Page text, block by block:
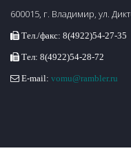
600015, г. Владимир, ул.
Тел./факс: 8(4922)54-27-35
Тел: 8(4922)54-28-72
E-mail: vomu@rambler.ru